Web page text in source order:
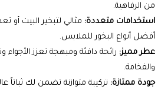
من الرفاهية.
استخدامات متعددة: مثالي لتبخير البيت أو
أفضل أنواع البخور للملابس.
عطر مميز: رائحة دافئة ومبهجة تعزز
والفخامة.
جودة ممتازة: تركيبة متوازنة تضمن لك ثباتاً